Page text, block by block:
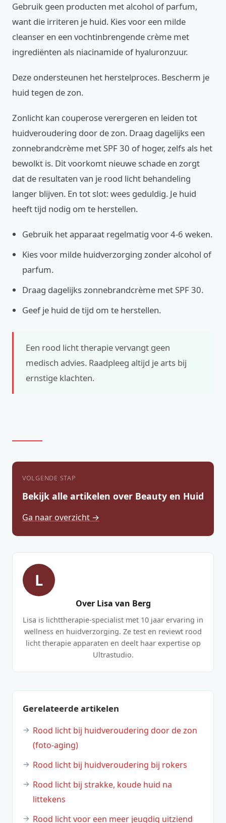
Gebruik geen producten met alcohol of parfum,
want die irriteren je huid. Kies voor een milde
cleanser en een vochtinbrengende crème met
ingrediënten als niacinamide of hyaluronzuur.
Deze ondersteunen het herstelproces. Bescherm je
huid tegen de zon.
Zonlicht kan couperose verergeren en leiden tot
huidveroudering door de zon. Draag dagelijks een
zonnebrandcrème met SPF 30 of hoger, zelfs als het
bewolkt is. Dit voorkomt nieuwe schade en zorgt
dat de resultaten van je rood licht behandeling
langer blijven. En tot slot: wees geduldig. Je huid
heeft tijd nodig om te herstellen.
Gebruik het apparaat regelmatig voor 4-6 weken.
Kies voor milde huidverzorging zonder alcohol of
parfum.
Draag dagelijks zonnebrandcrème met SPF 30.
Geef je huid de tijd om te herstellen.
Een rood licht therapie vervangt geen
medisch advies. Raadpleeg altijd je arts bij
ernstige klachten.
VOLGENDE STAP
Bekijk alle artikelen over Beauty en Huid
Ga naar overzicht →
L
Over Lisa van Berg
Lisa is lichttherapie-specialist met 10 jaar ervaring in
wellness en huidverzorging. Ze test en reviewt rood
licht therapie apparaten en deelt haar expertise op
Ultrastudio.
Gerelateerde artikelen
Rood licht bij huidveroudering door de zon
(foto-aging)
Rood licht bij huidveroudering bij rokers
Rood licht bij strakke, koude huid na
littekens
Rood licht voor een meer jeugdig uitziend